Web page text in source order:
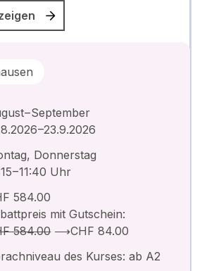
– September
–23.9.2026
Donnerstag
– 11:40 Uhr
584.00
mit Gutschein:
584.00⟶CHF 84.00
des Kurses: ab A2